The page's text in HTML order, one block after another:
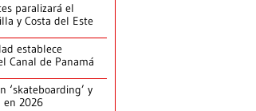
paralizará el
y Costa del Este
establece
Canal de Panamá
‘skateboarding’ y
en 2026